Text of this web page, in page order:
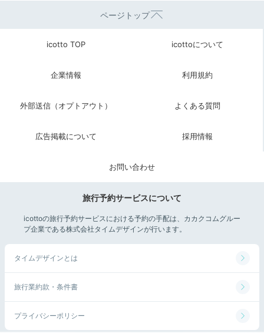
ページトップ
icotto TOP icottoについて
企業情報 利用規約
外部送信（オプトアウト） よくある質問
広告掲載について 採用情報
お問い合わせ
旅行予約サービスについて
icottoの旅行予約サービスにおける予約の手配は、カカクコムグルー
プ企業である株式会社タイムデザインが行います。
タイムデザインとは
旅行業約款・条件書
プライバシーポリシー